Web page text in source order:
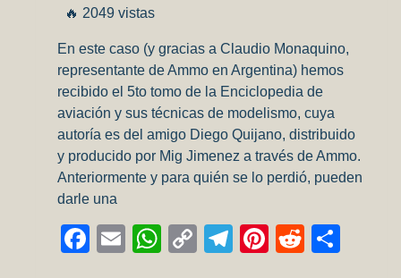
🔥 2049 vistas
En este caso (y gracias a Claudio Monaquino,
representante de Ammo en Argentina) hemos
recibido el 5to tomo de la Enciclopedia de
aviación y sus técnicas de modelismo, cuya
autoría es del amigo Diego Quijano, distribuido
y producido por Mig Jimenez a través de Ammo.
Anteriormente y para quién se lo perdió, pueden
darle una
Facebook
EmailWhatsApp
CopyTelegram
Pinterest
Reddit